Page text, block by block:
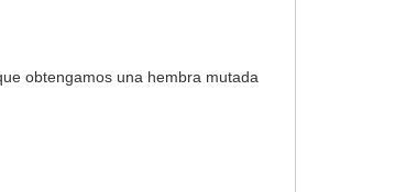
obtengamos una hembra mutada